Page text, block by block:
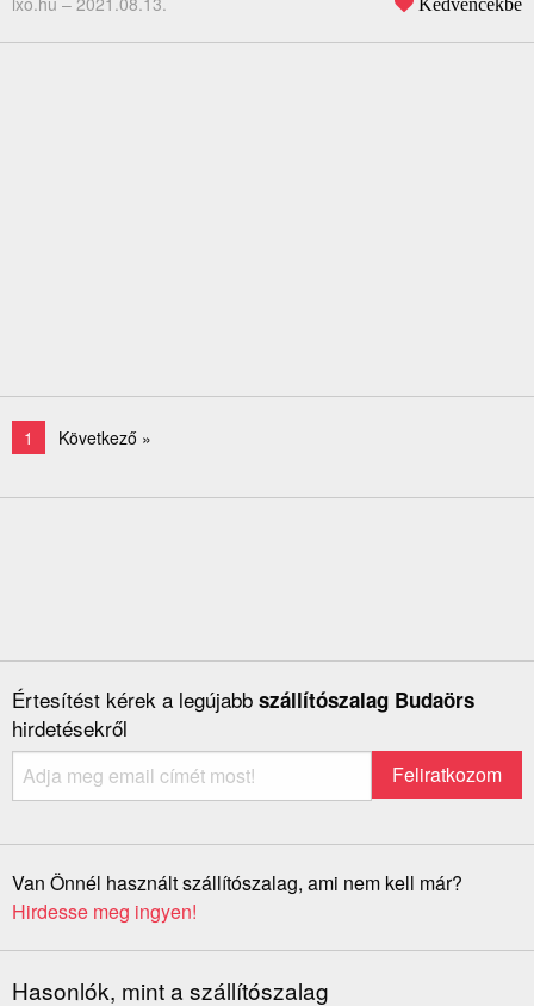
Kedvencekbe
1 Következő »
Értesítést kérek a legújabb szállítószalag Budaörs
hirdetésekről
Van Önnél használt szállítószalag, ami nem kell már?
Hirdesse meg ingyen!
Hasonlók, mint a szállítószalag